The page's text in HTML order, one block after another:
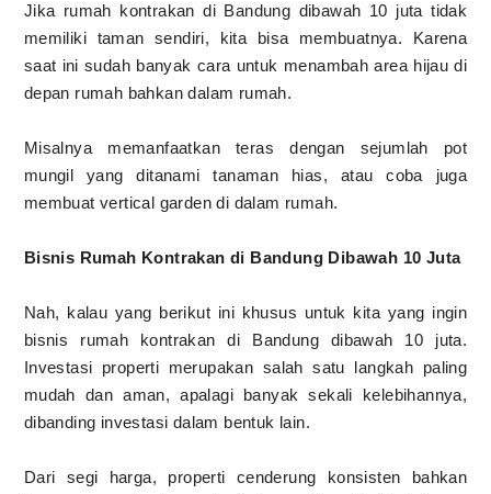
Jika rumah kontrakan di Bandung dibawah 10 juta tidak
memiliki taman sendiri, kita bisa membuatnya. Karena
saat ini sudah banyak cara untuk menambah area hijau di
depan rumah bahkan dalam rumah.
Misalnya memanfaatkan teras dengan sejumlah pot
mungil yang ditanami tanaman hias, atau coba juga
membuat vertical garden di dalam rumah.
Bisnis Rumah Kontrakan di Bandung Dibawah 10 Juta
Nah, kalau yang berikut ini khusus untuk kita yang ingin
bisnis rumah kontrakan di Bandung dibawah 10 juta.
Investasi properti merupakan salah satu langkah paling
mudah dan aman, apalagi banyak sekali kelebihannya,
dibanding investasi dalam bentuk lain.
Dari segi harga, properti cenderung konsisten bahkan